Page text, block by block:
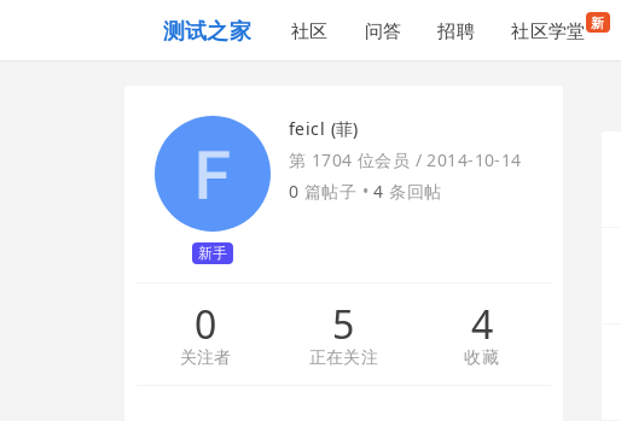
测试之家 社区 问答 招聘 社区学堂 新
新手
feicl (菲)
第 1704 位会员 /2014-10-14
0 篇帖子 •4 条回帖
0
关注者
5
正在关注
4
收藏